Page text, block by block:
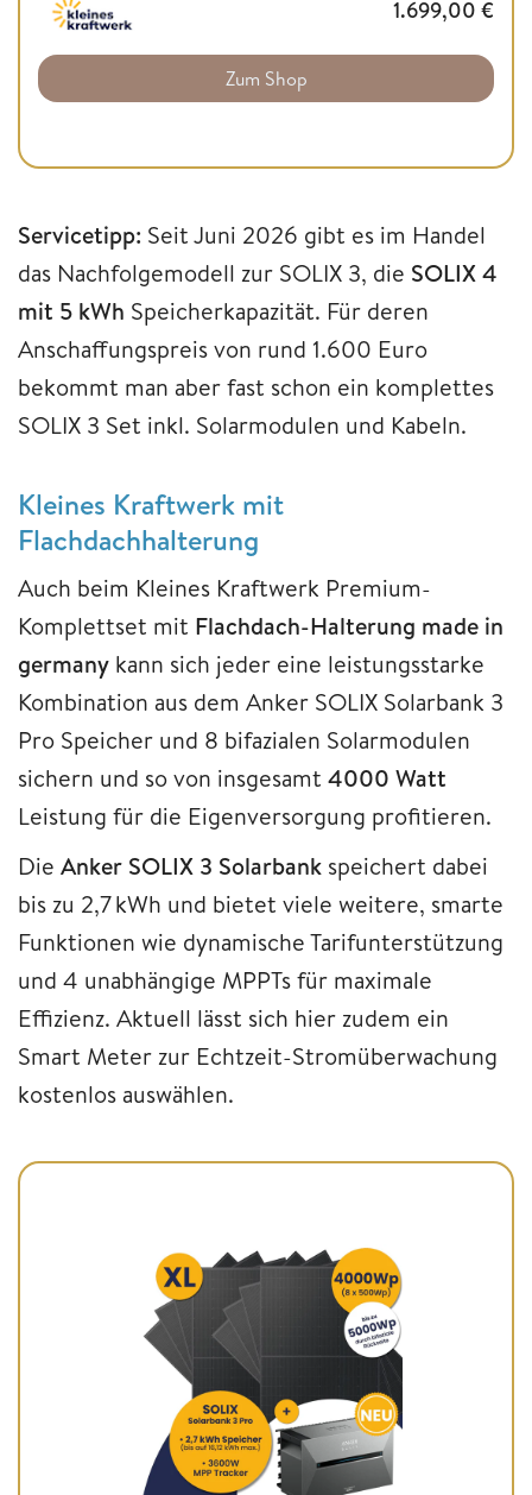
1.699,00 €
Zum Shop
Servicetipp: Seit Juni 2026 gibt es im Handel
das Nachfolgemodell zur SOLIX 3, die SOLIX 4
mit 5 kWh Speicherkapazität. Für deren
Anschaffungspreis von rund 1.600 Euro
bekommt man aber fast schon ein komplettes
SOLIX 3 Set inkl. Solarmodulen und Kabeln.
Kleines Kraftwerk mit
Flachdachhalterung
Auch beim Kleines Kraftwerk Premium-
Komplettset mit Flachdach-Halterung made in
germany kann sich jeder eine leistungsstarke
Kombination aus dem Anker SOLIX Solarbank 3
Pro Speicher und 8 bifazialen Solarmodulen
sichern und so von insgesamt 4000 Watt
Leistung für die Eigenversorgung profitieren.
Die Anker SOLIX 3 Solarbank speichert dabei
bis zu 2,7 kWh und bietet viele weitere, smarte
Funktionen wie dynamische Tarifunterstützung
und 4 unabhängige MPPTs für maximale
Effizienz. Aktuell lässt sich hier zudem ein
Smart Meter zur Echtzeit-Stromüberwachung
kostenlos auswählen.